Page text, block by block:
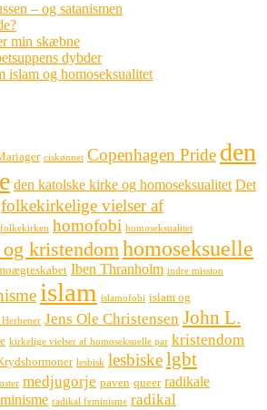
– og satanismen
min skæbne
dybder
islam og homoseksualitet
ciskønnet Copenhagen Pride den
den katolske kirke og homoseksualitet Det
folkekirkelige vielser af
folkekirken homofobi homoseksualitet
kristendom homoseksuelle
Iben Thranholm indre mission
islam islamofobi islam og
Herbener Jens Ole Christensen John L.
kirkelige vielser af homoseksuelle par kristendom
lesbisk lesbiskelgbt
medjugorje paven queer radikale
radikal feminisme radikal